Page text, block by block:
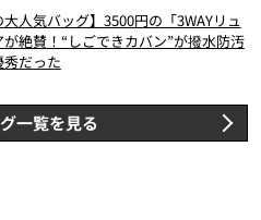
大人気バッグ】3500円の「3WAYリュ
絶賛！“しごできカバン”が撥水防汚
だった
一覧を見る